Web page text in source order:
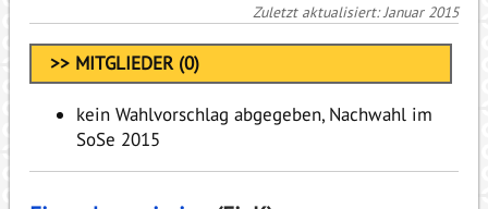
Zuletzt aktualisiert: Januar 2015
>> MITGLIEDER (0)
kein Wahlvorschlag abgegeben, Nachwahl im
SoSe 2015